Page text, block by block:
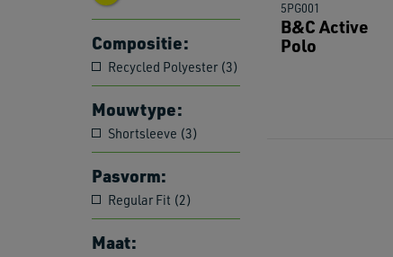
Compositie:
Recycled Polyester (3)
Mouwtype:
Shortsleeve (3)
Pasvorm:
Regular Fit (2)
Maat:
5PG001
B&C Active
Polo